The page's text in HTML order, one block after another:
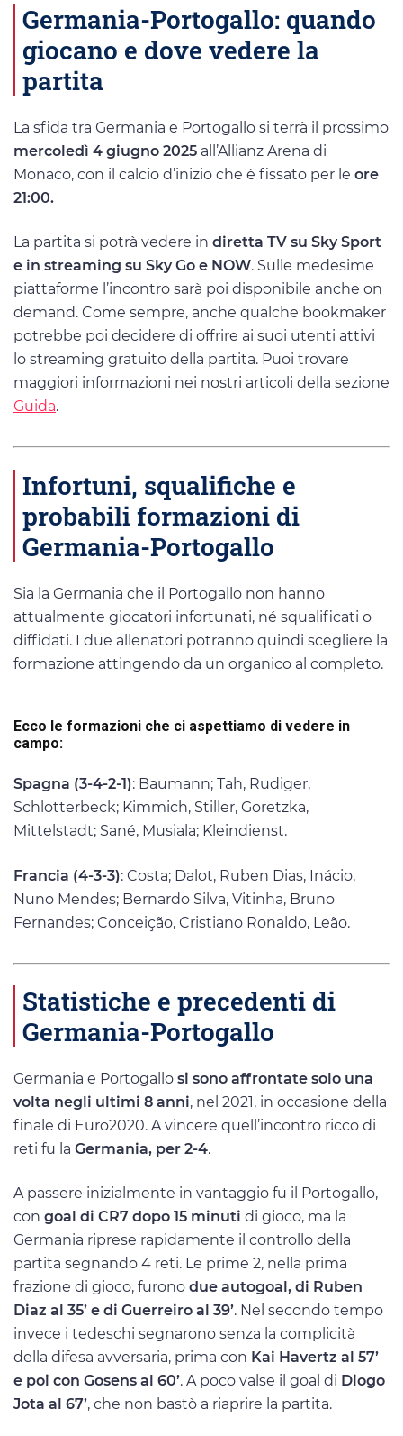
Germania-Portogallo: quando
giocano e dove vedere la
partita
La sfida tra Germania e Portogallo si terrà il prossimo
mercoledì 4 giugno 2025 all’Allianz Arena di
Monaco, con il calcio d’inizio che è fissato per le ore
21:00.
La partita si potrà vedere in diretta TV su Sky Sport
e in streaming su Sky Go e NOW. Sulle medesime
piattaforme l’incontro sarà poi disponibile anche on
demand. Come sempre, anche qualche bookmaker
potrebbe poi decidere di offrire ai suoi utenti attivi
lo streaming gratuito della partita. Puoi trovare
maggiori informazioni nei nostri articoli della sezione
Guida.
Infortuni, squalifiche e
probabili formazioni di
Germania-Portogallo
Sia la Germania che il Portogallo non hanno
attualmente giocatori infortunati, né squalificati o
diffidati. I due allenatori potranno quindi scegliere la
formazione attingendo da un organico al completo.
Ecco le formazioni che ci aspettiamo di vedere in
campo:
Spagna (3-4-2-1): Baumann; Tah, Rudiger,
Schlotterbeck; Kimmich, Stiller, Goretzka,
Mittelstadt; Sané, Musiala; Kleindienst.
Francia (4-3-3): Costa; Dalot, Ruben Dias, Inácio,
Nuno Mendes; Bernardo Silva, Vitinha, Bruno
Fernandes; Conceição, Cristiano Ronaldo, Leão.
Statistiche e precedenti di
Germania-Portogallo
Germania e Portogallo si sono affrontate solo una
volta negli ultimi 8 anni, nel 2021, in occasione della
finale di Euro2020. A vincere quell’incontro ricco di
reti fu la Germania, per 2-4.
A passere inizialmente in vantaggio fu il Portogallo,
con goal di CR7 dopo 15 minuti di gioco, ma la
Germania riprese rapidamente il controllo della
partita segnando 4 reti. Le prime 2, nella prima
frazione di gioco, furono due autogoal, di Ruben
Diaz al 35’ e di Guerreiro al 39’. Nel secondo tempo
invece i tedeschi segnarono senza la complicità
della difesa avversaria, prima con Kai Havertz al 57’
e poi con Gosens al 60’. A poco valse il goal di Diogo
Jota al 67’, che non bastò a riaprire la partita.